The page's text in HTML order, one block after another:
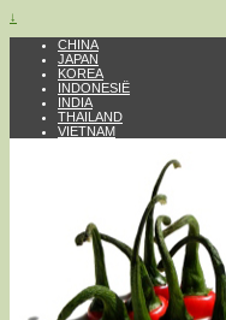
↓
CHINA
JAPAN
KOREA
INDONESIË
INDIA
THAILAND
VIETNAM